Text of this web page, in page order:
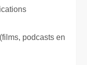
podcasts en